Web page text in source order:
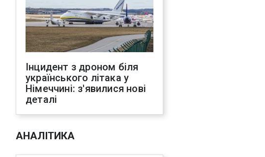
Інцидент з дроном біля
українського літака у
Німеччині: з'явилися нові
деталі
АНАЛІТИКА